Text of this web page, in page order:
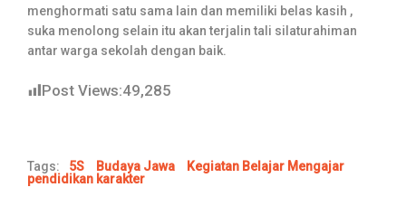
menghormati satu sama lain dan memiliki belas kasih ,
suka menolong selain itu akan terjalin tali silaturahiman
antar warga sekolah dengan baik.
Post Views:49,285
Tags: 5S Budaya Jawa
Kegiatan Belajar Mengajar
pendidikan karakter